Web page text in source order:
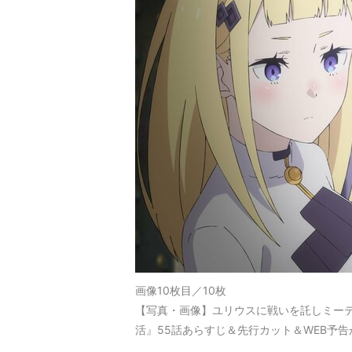
画像10枚目／10枚
【写真・画像】ユリウスに戦いを託しミ
活』55話あらすじ＆先行カット＆WEB予